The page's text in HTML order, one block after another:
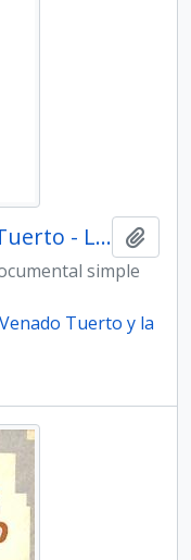
La Masonería en Venado Tuerto - La Logia A. G. Adams Sus hombres y sus obras
simple
Tuerto y la